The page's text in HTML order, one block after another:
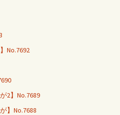
No.7692
2】No.7689
】No.7688